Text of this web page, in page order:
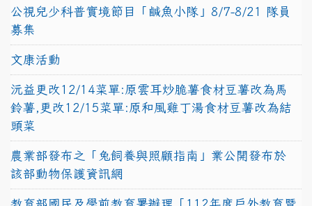
公視兒少科普實境節目「鹹魚小隊」8/7-8/21 隊員
募集
文康活動
沅益更改12/14菜單:原雲耳炒脆薯食材豆薯改為馬
鈴薯,更改12/15菜單:原和風雞丁湯食材豆薯改為結
頭菜
農業部發布之「兔飼養與照顧指南」業公開發布於
該部動物保護資訊網
教育部國民及學前教育署辦理「112年度戶外教育暨